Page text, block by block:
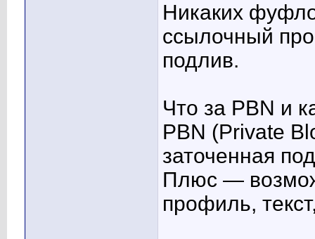
Никаких
ссылочный
подлив.
Что за PBN и
PBN (Private
заточенная
Плюс —
профиль,